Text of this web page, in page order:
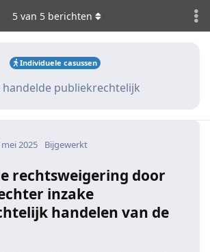
Individuele casussen
handelde publiekrechtelijk
5 van 5 berichten
mei 2025 Bijgewerkt
rechtsweigering door
inzake
handelen van de